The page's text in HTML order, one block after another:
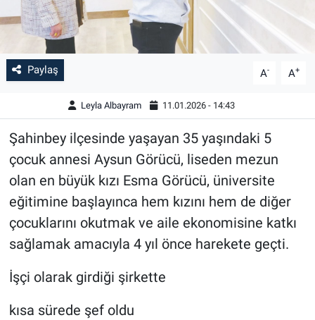
Paylaş A- A+
Leyla Albayram 11.01.2026 - 14:43
Şahinbey ilçesinde yaşayan 35 yaşındaki 5
çocuk annesi Aysun Görücü, liseden mezun
olan en büyük kızı Esma Görücü, üniversite
eğitimine başlayınca hem kızını hem de diğer
çocuklarını okutmak ve aile ekonomisine katkı
sağlamak amacıyla 4 yıl önce harekete geçti.
İşçi olarak girdiği şirkette
kısa sürede şef oldu